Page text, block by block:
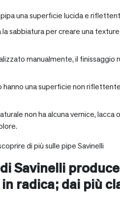
una superficie lucida e
sabbiatura per creare una
manualmente, il
hanno una superficie non
non ha alcuna vernice,
di più sulle pipe Savinelli
Savinelli
radica; dai più